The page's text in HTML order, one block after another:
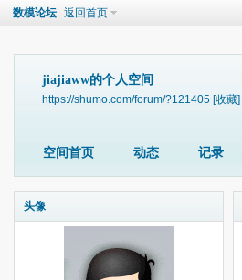
数模论坛 返回首页
jiajiaww的个人空间
https://shumo.com/forum/?121405 [收藏]
空间首页 动态 记录
头像